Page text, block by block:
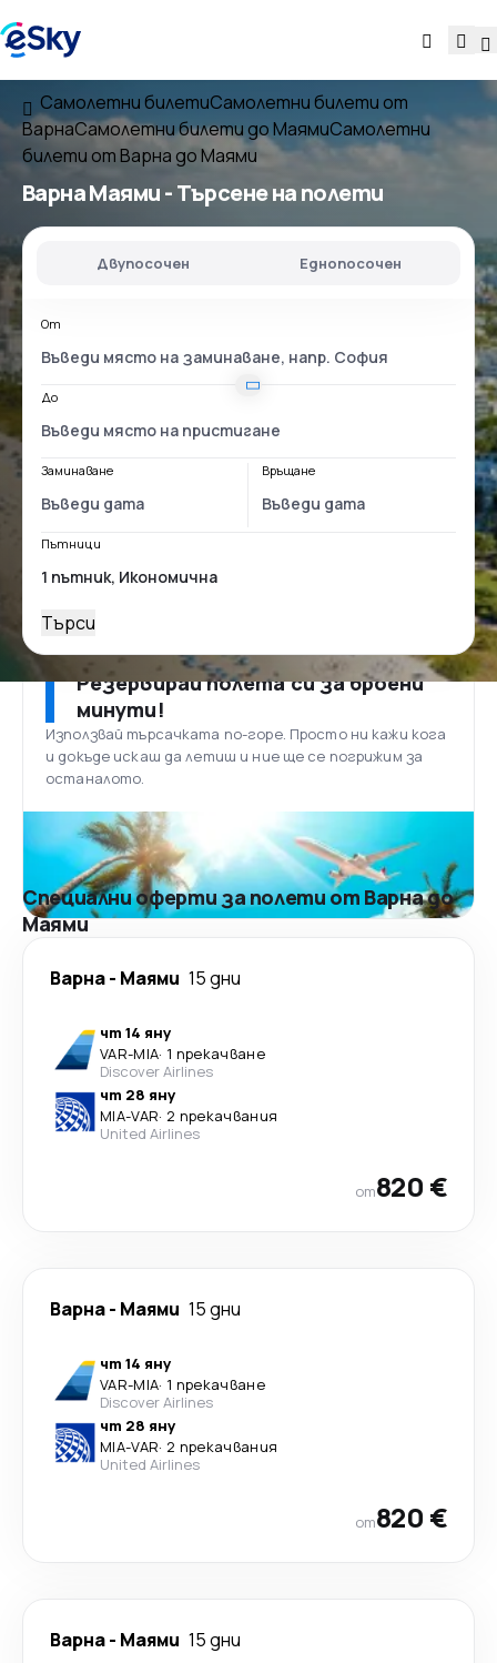
Самолетни билетиСамолетни билети от
ВарнаСамолетни билети до МаямиСамолетни
билети от Варна до Маями
Варна Маями- Търсене на полети
Двупосочен Еднопосочен
От
До
Заминаване Връщане
Пътници
Търси
Резервирай полета си за броени
минути!
Използвай търсачката по-горе. Просто ни кажи кога
и докъде искаш да летиш и ние ще се погрижим за
останалото.
Специални оферти за полети от Варна до
Маями
Варна- Маями 15 дни
чт 14 яну
VAR-MIA· 1 прекачване
Discover Airlines
чт 28 яну
MIA-VAR· 2 прекачвания
United Airlines
от820 €
Варна- Маями 15 дни
чт 14 яну
VAR-MIA· 1 прекачване
Discover Airlines
чт 28 яну
MIA-VAR· 2 прекачвания
United Airlines
от820 €
Варна- Маями 15 дни